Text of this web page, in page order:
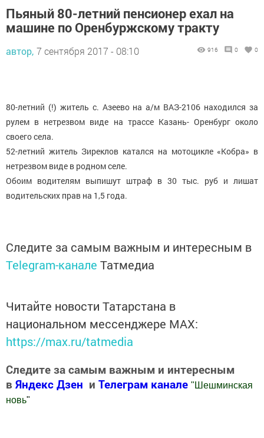
Пьяный 80-летний пенсионер ехал на
машине по Оренбуржскому тракту
автор, 7 сентября 2017 - 08:10 916 0 0
80-летний (!) житель с. Азеево на а/м ВАЗ-2106 находился за
рулем в нетрезвом виде на трассе Казань- Оренбург около
своего села.
52-летний житель Зиреклов катался на мотоцикле «Кобра» в
нетрезвом виде в родном селе.
Обоим водителям выпишут штраф в 30 тыс. руб и лишат
водительских прав на 1,5 года.
Следите за самым важным и интересным в
Telegram-канале Татмедиа
Читайте новости Татарстана в
национальном мессенджере MАХ:
https://max.ru/tatmedia
Следите за самым важным и интересным
в Яндекс Дзен и Телеграм канале " Шешминская
новь"